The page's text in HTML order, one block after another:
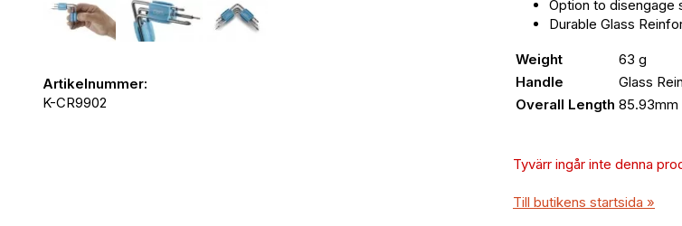
Option to disengage
Durable Glass
Weight
63 g
Handle
Glass
Overall Length 85.93mm
Tyvärr ingår inte denna
Till butikens startsida »
Artikelnummer:
K-CR9902